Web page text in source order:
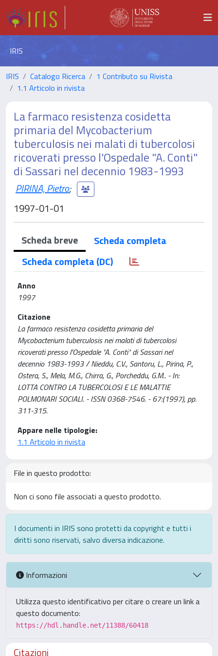
IRIS
IRIS Catalogo Ricerca
1 Contributo su Rivista
1.1 Articolo in rivista
La farmaco resistenza cosidetta
primaria del Mycobacterium
tuberculosis nei malati di tubercolosi
ricoverati presso l'Ospedale "A. Conti"
di Sassari nel decennio 1983-1993
PIRINA, Pietro;
1997-01-01
Scheda breve
Scheda completa
Scheda completa (DC)
Anno
1997
Citazione
La farmaco resistenza cosidetta primaria del
Mycobacterium tuberculosis nei malati di tubercolosi
ricoverati presso l'Ospedale "A. Conti" di Sassari nel
decennio 1983-1993 / Nieddu, C.V., Santoru, L., Pirina, P.,
Ostera, S., Mela, M.G., Chirra, G., Porcheddu, G.M.. - In:
LOTTA CONTRO LA TUBERCOLOSI E LE MALATTIE
POLMONARI SOCIALI. - ISSN 0368-7546. - 67:(1997), pp.
311-315.
Appare nelle tipologie:
1.1 Articolo in rivista
File in questo prodotto:
Non ci sono file associati a questo prodotto.
I documenti in IRIS sono protetti da copyright e tutti i
diritti sono riservati, salvo diversa indicazione.
Informazioni
Utilizza questo identificativo per citare o creare un link a
questo documento:
https://hdl.handle.net/11388/60418
Citazioni